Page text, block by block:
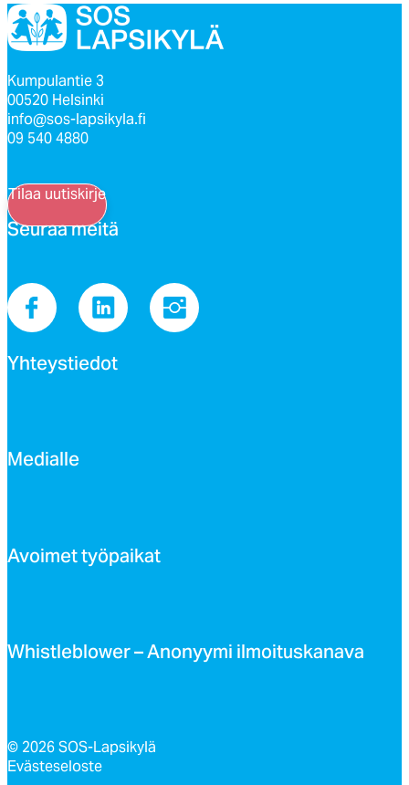
Kumpulantie 3
00520 Helsinki
info@sos-lapsikyla.fi
09 540 4880
Tilaa uutiskirje
Seu­raa mei­tä
Yh­teys­tie­dot
Me­dial­le
Avoi­met työ­pai­kat
Whist­leb­lo­wer – Ano­nyy­mi il­moi­tus­ka­na­va
© 2026 SOS-Lapsikylä
Evästeseloste